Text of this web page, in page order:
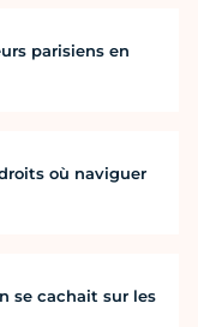
parisiens en
où naviguer
se cachait sur les